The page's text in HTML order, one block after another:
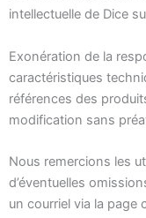
intellectuelle de Dice
Exonération de la
caractéristiques
références des
modification sans
Nous remercions les
d’éventuelles
un courriel via la page